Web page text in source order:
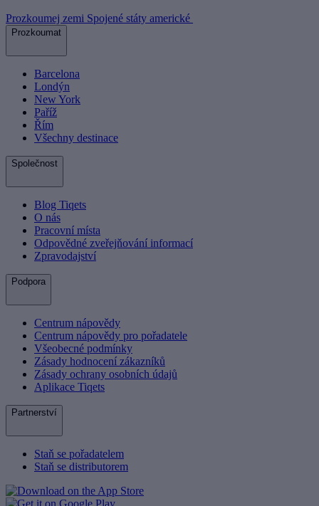
Prozkoumej zemi Spojené státy americké
Prozkoumat
Barcelona
Londýn
New York
Paříž
Řím
Všechny destinace
Společnost
Blog Tiqets
O nás
Pracovní místa
Odpovědné zveřejňování informací
Zpravodajství
Podpora
Centrum nápovědy
Centrum nápovědy pro pořadatele
Všeobecné podmínky
Zásady hodnocení zákazníků
Zásady ochrany osobních údajů
Aplikace Tiqets
Partnerství
Staň se pořadatelem
Staň se distributorem